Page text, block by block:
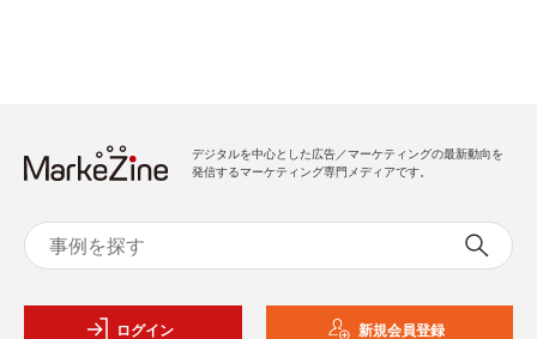
デジタルを中心とした広告／マーケティングの最新動向を
発信するマーケティング専門メディアです。
ログイン 新規会員登録